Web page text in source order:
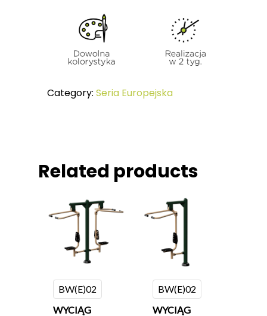
Category: Seria Europejska
Related products
BW(E)02
WYCIĄG
BW(E)02
WYCIĄG
Dzieci
MAŁA ARCHITEKTURA
Referencje
Certyfikaty